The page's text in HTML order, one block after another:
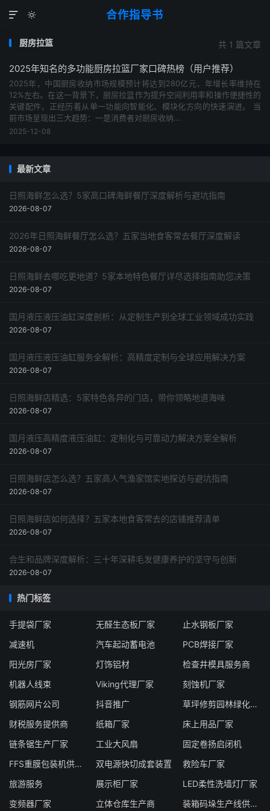
合作指导书


共 1 篇文章
厨房拉篮
2025年知名的多功能厨房拉篮厂家口碑热榜（用户推荐）
2025年，中国厨房收纳市场规模预计将达到280亿元，年增长率维持在
12%左右。在这一背景下，厨房拉篮作为提升空间利用率和操作便捷性的
关键配件，正经历着从单一功能向智能化、模块化方向的快速演进。 当
前市场呈现出三大趋势：一是消费者对厨房收纳...
2025-12-08
最新文章
日照海鲜怎么选？5家高口碑海鲜餐厅深度解析与避坑指南
2026-08-07
2026年日照海鲜餐厅怎么选？五家当地食客常去餐厅深度解读
2026-08-07
日照海鲜去哪吃更地道？5家本地特色餐厅详尽选择指南助您决策
2026-08-07
国月液压液压油缸深度剖析：从定制生产到全球工业领域成功实践
2026-08-07
国月液压液压油缸服务全解析：高精度定制与全球应用解决方案
2026-08-07
日照海鲜店精选：5家特色各异的门店，带你领略地道海味
2026-08-07
国月液压高精度液压油缸：定制化与可靠动力解决方案全解析
2026-08-07
日照海鲜店怎么选？五家高人气渔家馆实地探访与避坑指南
2026-08-07
日照海鲜店如何选择？五家本地食客常去的店铺推荐清单
2026-08-07
合生和品牌深度解析：三十年深耕毛发健康养护的坚守与创新
2026-08-07
热门标签
手提袋厂家 无醛生态板厂家
止水钢板厂家
减速机
汽车起动蓄电池
PCB焊接厂家
阳光房厂家
灯饰铝材
检查井模具服务商
机器人线束
Viking代理厂家
刻蚀机厂家
钢筋网片公司
抖音推广
草坪修剪园林绿化厂家
财税服务提供商
纸箱厂家
床上用品厂家
链条锯生产厂家
工业大风扇
固定卷扬启闭机
FFS重膜包装机供应商
双电源快切成套装置
救险车厂家
旅游服务
展示柜厂家
LED柔性洗墙灯厂家
变频器厂家
立体仓库生产商 装箱码垛生产线供应商